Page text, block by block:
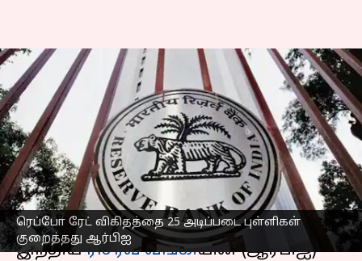
ரெப்போ ரேட் விகிதத்தை 25 அடிப்படை புள்ளிகள்
குறைத்தது ஆர்பிஐ
வங்கிகளுக்கான ரெப்போ
ரேட் விகிதத்தை 25
அடிப்படை புள்ளிகள்
குறைத்தது ஆர்பிஐ
எழுதியவர் Sekar Chinnappan Feb 07, 2025 10:54 am
செய்தி முன்னோட்டம்
இந்தியரிசர்வ் வங்கியின் (ஆர்பிஐ)